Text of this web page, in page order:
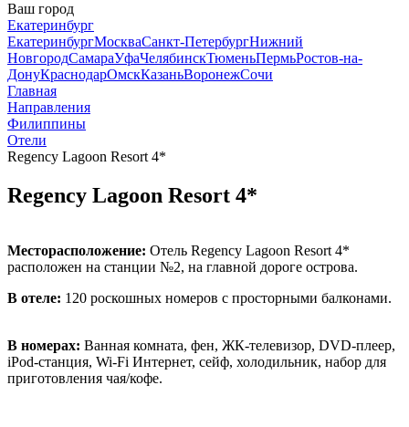
Ваш город
Екатеринбург
ЕкатеринбургМоскваСанкт-ПетербургНижний
НовгородСамараУфаЧелябинскТюменьПермьРостов-на-
ДонуКраснодарОмскКазаньВоронежСочи
Главная
Направления
Филиппины
Отели
Regency Lagoon Resort 4*
Regency Lagoon Resort 4*
Месторасположение: Отель Regency Lagoon Resort 4*
расположен на станции №2, на главной дороге острова.
В отеле: 120 роскошных номеров с просторными балконами.
В номерах: Ванная комната, фен, ЖК-телевизор, DVD-плеер,
iPod-станция, Wi-Fi Интернет, сейф, холодильник, набор для
приготовления чая/кофе.